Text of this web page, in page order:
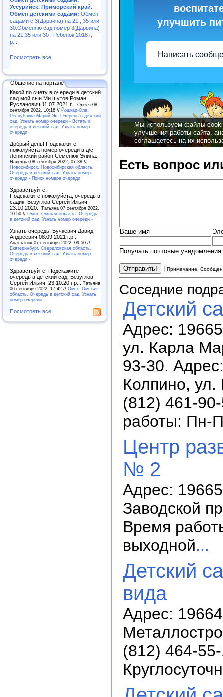
Уссурийск. Приморский край.
Обмен детскими садами: Обмен
садами с 3(Дарвина) на 21 , 35 или
30.Обменяю сад номер 3(Дарвина)
на 21,35 или 30 . Ребёнок 2018 г,
р...
Посмотреть все
Общение на портале
Какой по счету в очереди в детский
сад мой сын Ми шутов Роман
Русланович 11.07.2021 г... Олеся 08
сентября 2022, 10:16 // Йошкар-Ола.
Республика Марий Эл. Очередь в детский
сад. Узнать номер очереди - Встать в
очередь в детский сад. Узнать номер
очереди
Добрый день! Подскажите,
пожалуйста номер очереди в д/с
Ленинский район Семенюк Элина..
Надежда 08 сентября 2022, 07:38 //
Новосибирск. Новосибирская область.
Очередь в детский сад. Узнать номер
очереди - Поиск номера очереди
Здравствуйте.
Подскажите,пожалуйста, очередь в
садик. Безуглов Сергей Ильич,
23.10.2020.. Татьяна 07 сентября 2022,
10:50 // Омск. Омская область. Очередь
в детский сад. Узнать номер очереди -
Узнать очередь, Бучкевич Давид
Андреевич 08.09.2021 г.р ..
Анастасия 07 сентября 2022, 09:50 //
Екатеринбург. Свердловская область.
Очередь в детский сад. Узнать номер
очереди -
Здравствуйте. Подскажите
очередь в детский сад. Безуглов
Сергей Ильич, 23.10.20 г.р... Татьяна
06 сентября 2022, 17:42 // Омск. Омская
область. Очередь в детский сад. Узнать
номер очереди -
Посмотреть все
Есть вопрос
Ваше имя
Получать почтовые
Примечание.
Соседние
Детский
Адрес:
ул. Карла
93-30.
Колпино,
(812) 461-
работы: Пн-
Центр
№ 2
Адрес:
Заводской
Время
выходной...
Детский
вида
Адрес:
(812) 464-